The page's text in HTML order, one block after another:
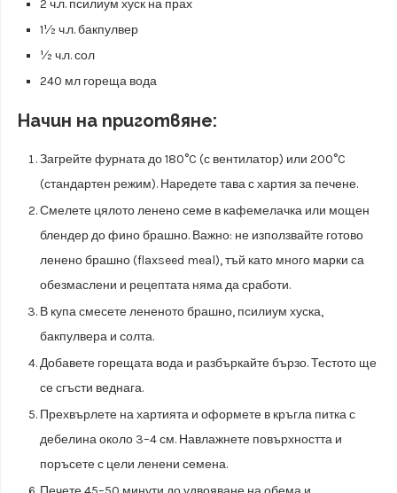
2 ч.л. псилиум хуск на прах
1½ ч.л. бакпулвер
½ ч.л. сол
240 мл гореща вода
Начин на приготвяне:
Загрейте фурната до 180°C (с вентилатор) или 200°C
(стандартен режим). Наредете тава с хартия за печене.
Смелете цялото ленено семе в кафемелачка или мощен
блендер до фино брашно. Важно: не използвайте готово
ленено брашно (flaxseed meal), тъй като много марки са
обезмаслени и рецептата няма да сработи.
В купа смесете лененото брашно, псилиум хуска,
бакпулвера и солта.
Добавете горещата вода и разбъркайте бързо. Тестото ще
се сгъсти веднага.
Прехвърлете на хартията и оформете в кръгла питка с
дебелина около 3–4 см. Навлажнете повърхността и
поръсете с цели ленени семена.